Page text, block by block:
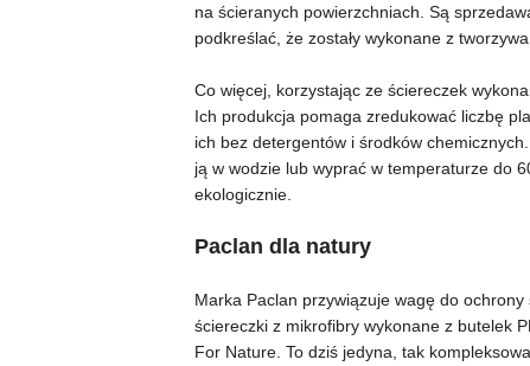
na ścieranych powierzchniach. Są
podkreślać, że zostały wykonane z
Co więcej, korzystając ze ściereczek
Ich produkcja pomaga zredukować liczbę
ich bez detergentów i środków
ją w wodzie lub wyprać w temperaturze do
ekologicznie.
Paclan dla natury
Marka Paclan przywiązuje wagę do
ściereczki z mikrofibry wykonane z butelek
For Nature. To dziś jedyna, tak